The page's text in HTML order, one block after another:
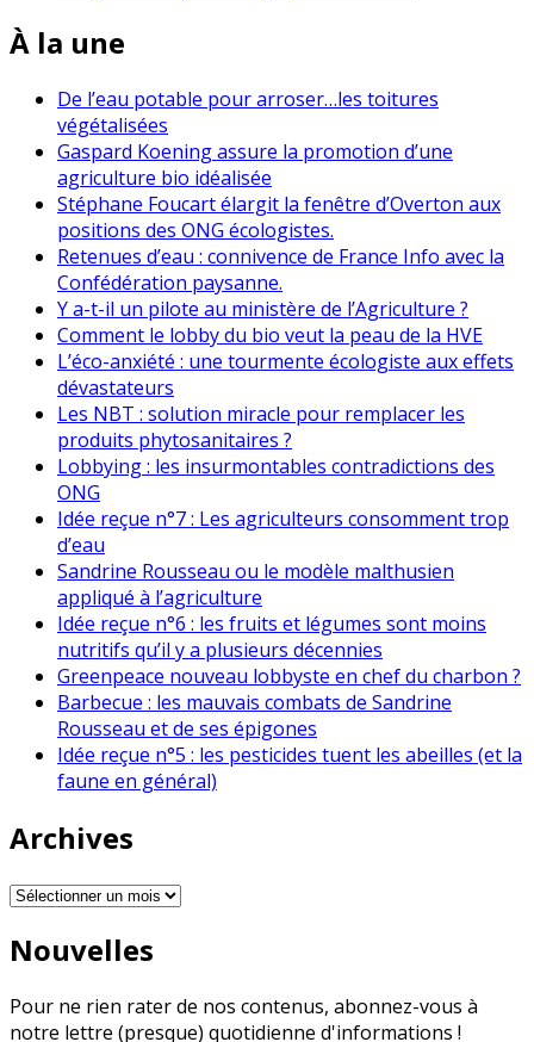
À la une
De l’eau potable pour arroser…les toitures
végétalisées
Gaspard Koening assure la promotion d’une
agriculture bio idéalisée
Stéphane Foucart élargit la fenêtre d’Overton aux
positions des ONG écologistes.
Retenues d’eau : connivence de France Info avec la
Confédération paysanne.
Y a-t-il un pilote au ministère de l’Agriculture ?
Comment le lobby du bio veut la peau de la HVE
L’éco-anxiété : une tourmente écologiste aux effets
dévastateurs
Les NBT : solution miracle pour remplacer les
produits phytosanitaires ?
Lobbying : les insurmontables contradictions des
ONG
Idée reçue n°7 : Les agriculteurs consomment trop
d’eau
Sandrine Rousseau ou le modèle malthusien
appliqué à l’agriculture
Idée reçue n°6 : les fruits et légumes sont moins
nutritifs qu’il y a plusieurs décennies
Greenpeace nouveau lobbyste en chef du charbon ?
Barbecue : les mauvais combats de Sandrine
Rousseau et de ses épigones
Idée reçue n°5 : les pesticides tuent les abeilles (et la
faune en général)
Archives
Archives
Nouvelles
Pour ne rien rater de nos contenus, abonnez-vous à
notre lettre (presque) quotidienne d'informations !